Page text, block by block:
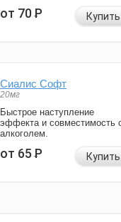
от 70Р Купить
Сиалис Софт
20мг
Быстрое наступление
эффекта и совместимость
алкоголем.
от 65Р Купить